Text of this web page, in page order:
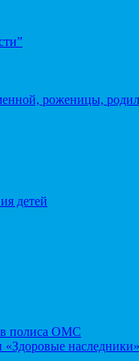
роженицы,
детей
полиса ОМС
наследники»